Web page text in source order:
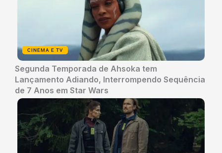
CINEMA E TV
Segunda Temporada de Ahsoka tem
Lançamento Adiando, Interrompendo Sequência
de 7 Anos em Star Wars